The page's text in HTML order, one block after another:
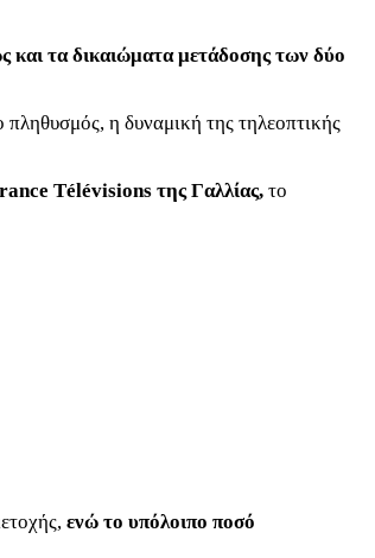
και τα δικαιώματα μετάδοσης των δύο
πληθυσμός, η δυναμική της τηλεοπτικής
Télévisions της Γαλλίας, το
ενώ το υπόλοιπο ποσό